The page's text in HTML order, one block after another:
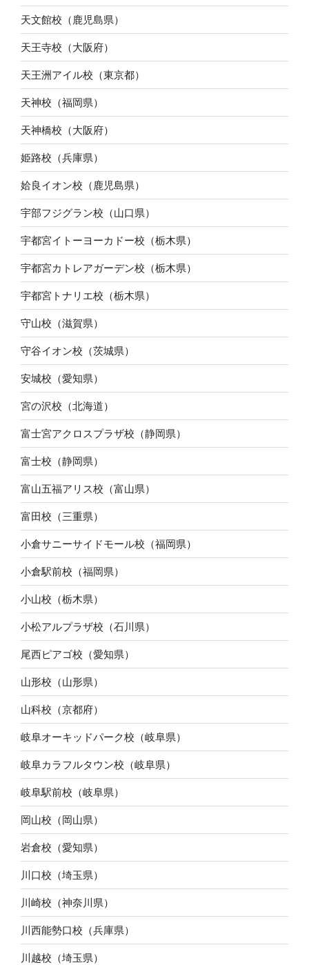
天文館校（鹿児島県）
天王寺校（大阪府）
天王洲アイル校（東京都）
天神校（福岡県）
天神橋校（大阪府）
姫路校（兵庫県）
姶良イオン校（鹿児島県）
宇部フジグラン校（山口県）
宇都宮イトーヨーカドー校（栃木県）
宇都宮カトレアガーデン校（栃木県）
宇都宮トナリエ校（栃木県）
守山校（滋賀県）
守谷イオン校（茨城県）
安城校（愛知県）
宮の沢校（北海道）
富士宮アクロスプラザ校（静岡県）
富士校（静岡県）
富山五福アリス校（富山県）
富田校（三重県）
小倉サニーサイドモール校（福岡県）
小倉駅前校（福岡県）
小山校（栃木県）
小松アルプラザ校（石川県）
尾西ピアゴ校（愛知県）
山形校（山形県）
山科校（京都府）
岐阜オーキッドパーク校（岐阜県）
岐阜カラフルタウン校（岐阜県）
岐阜駅前校（岐阜県）
岡山校（岡山県）
岩倉校（愛知県）
川口校（埼玉県）
川崎校（神奈川県）
川西能勢口校（兵庫県）
川越校（埼玉県）